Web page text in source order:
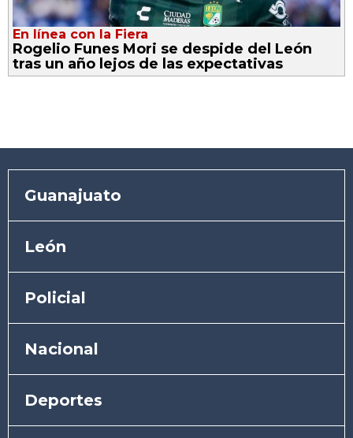
En línea con la Fiera
Rogelio Funes Mori se despide del León
tras un año lejos de las expectativas
Guanajuato
León
Policial
Nacional
Deportes